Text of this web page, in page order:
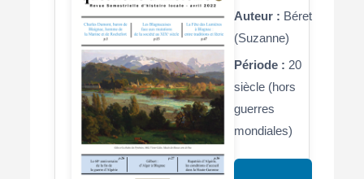
Auteur : Béret
(Suzanne)
Période : 20
siècle (hors
guerres
mondiales)